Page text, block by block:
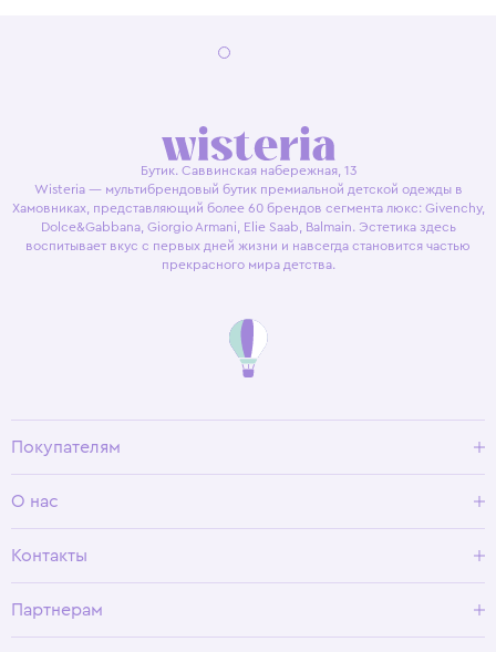
Бутик. Саввинская набережная, 13
Wisteria — мультибрендовый бутик премиальной детской одежды в
Хамовниках, представляющий более 60 брендов сегмента люкс: Givenchy,
Dolce&Gabbana, Giorgio Armani, Elie Saab, Balmain. Эстетика здесь
воспитывает вкус с первых дней жизни и навсегда становится частью
прекрасного мира детства.
Покупателям
Условия возврата
О нас
Программа лояльности
Контакты
Партнерам